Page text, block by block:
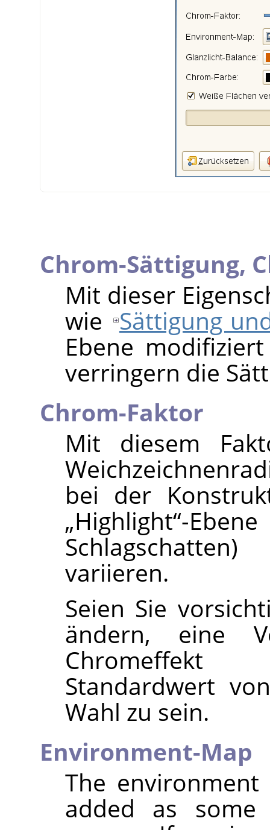
Chrom-Sättigung,
Mit dieser
wie
Sättigung
Ebene
verringern die
Chrom-Faktor
Mit diesem
bei der
„Highlight“-
variieren.
Seien Sie
ändern, eine
Chromeffekt
Standardwert
Wahl zu sein.
Environment-Map
The
added as